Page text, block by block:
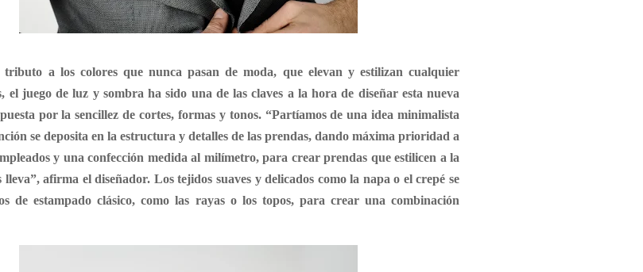
tributo a los colores que nunca pasan de moda, que elevan y estilizan cualquier
el juego de luz y sombra ha sido una de las claves a la hora de diseñar esta nueva
por la sencillez de cortes, formas y tonos. “Partíamos de una idea minimalista
se deposita en la estructura y detalles de las prendas, dando máxima prioridad a
y una confección medida al milímetro, para crear prendas que estilicen a la
lleva”, afirma el diseñador. Los tejidos suaves y delicados como la napa o el crepé se
de estampado clásico, como las rayas o los topos, para crear una combinación